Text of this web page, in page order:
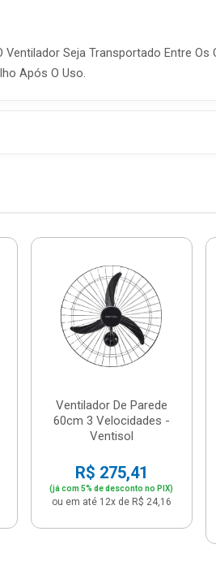
Seja Transportado Entre
Após O Uso.
Ventilador De Parede
60cm 3 Velocidades -
Ventisol
R$ 275,41
(já com 5% de desconto no PIX)
ou em até 12x de R$ 24,16